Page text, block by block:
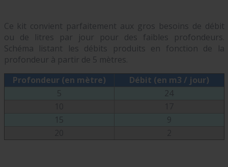
Ce kit convient parfaitement aux gros besoins de débit
ou de litres par jour pour des faibles profondeurs.
Schéma listant les débits produits en fonction de la
profondeur à partir de 5 mètres.
Profondeur (en mètre)
Débit (en m3 / jour)
5
24
15
9